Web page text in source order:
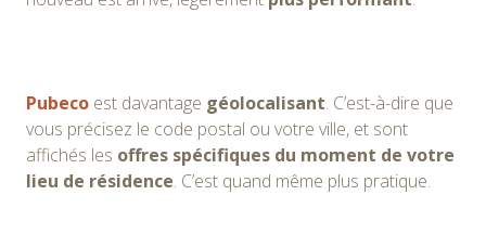
Pubeco est davantage géolocalisant. C’est-à-dire que
vous précisez le code postal ou votre ville, et sont
affichés les offres spécifiques du moment de votre
lieu de résidence. C’est quand même plus pratique.